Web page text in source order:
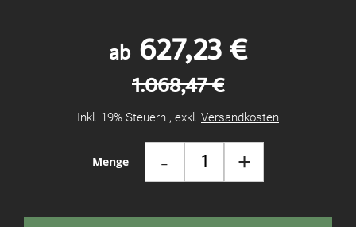
Menge - +
ab 627,23 €
1.068,47 €
Inkl. 19% Steuern , exkl. Versandkosten